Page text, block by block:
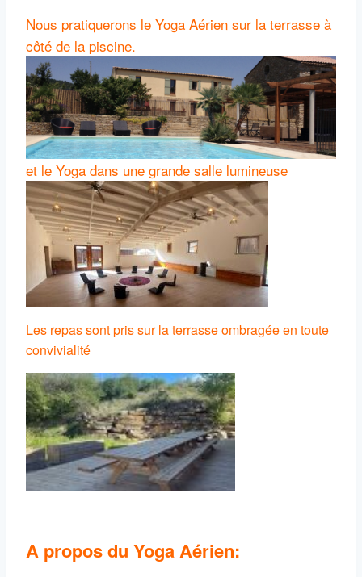
Nous pratiquerons le Yoga Aérien sur la terrasse à
côté de la piscine.
et le Yoga dans une grande salle lumineuse
Les repas sont pris sur la terrasse ombragée en toute
convivialité
A propos du Yoga Aérien: